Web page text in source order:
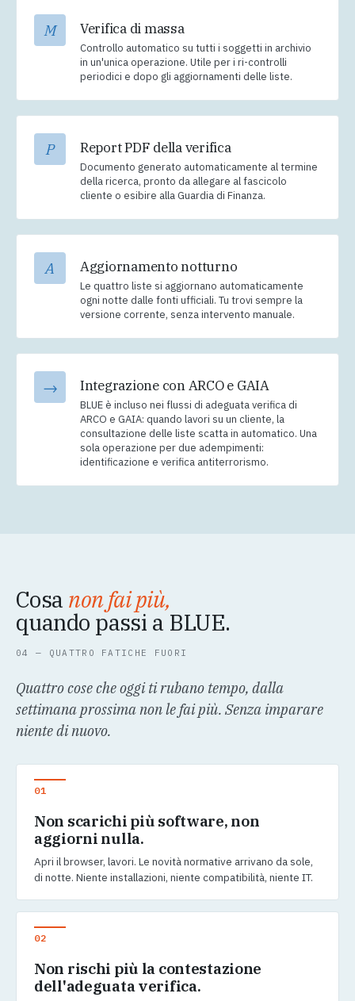
M Verifica di massa
Controllo automatico su tutti i soggetti in archivio
in un'unica operazione. Utile per i ri-controlli
periodici e dopo gli aggiornamenti delle liste.
P Report PDF della verifica
Documento generato automaticamente al termine
della ricerca, pronto da allegare al fascicolo
cliente o esibire alla Guardia di Finanza.
A Aggiornamento notturno
Le quattro liste si aggiornano automaticamente
ogni notte dalle fonti ufficiali. Tu trovi sempre la
versione corrente, senza intervento manuale.
→ Integrazione con ARCO e GAIA
BLUE è incluso nei flussi di adeguata verifica di
ARCO e GAIA: quando lavori su un cliente, la
consultazione delle liste scatta in automatico. Una
sola operazione per due adempimenti:
identificazione e verifica antiterrorismo.
Cosa non fai più,
quando passi a BLUE.
04 — QUATTRO FATICHE FUORI
Quattro cose che oggi ti rubano tempo, dalla
settimana prossima non le fai più. Senza imparare
niente di nuovo.
01
Non scarichi più software, non
aggiorni nulla.
Apri il browser, lavori. Le novità normative arrivano da sole,
di notte. Niente installazioni, niente compatibilità, niente IT.
02
Non rischi più la contestazione
dell'adeguata verifica.